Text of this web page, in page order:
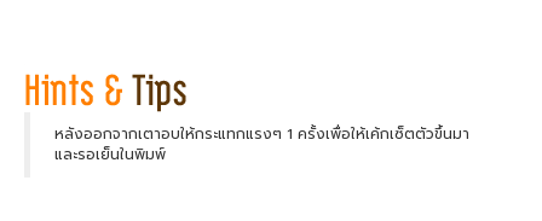
หลังออกจากเตาอบให้กระแทกแรงๆ 1 ครั้งเพื่อให้เค้กเซ็ตตัวขึ้นมา
และรอเย็นในพิมพ์